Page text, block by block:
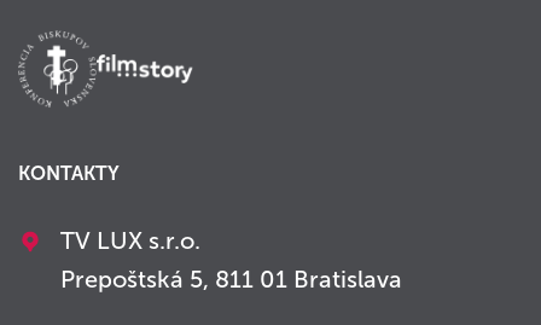
KONTAKTY
TV LUX s.r.o.
Prepoštská 5, 811 01 Bratislava